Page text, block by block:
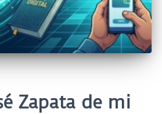
Zapata de mi